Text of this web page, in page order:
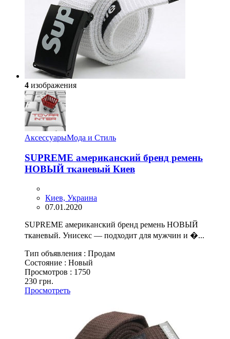
4 изображения
АксессуарыМода и Стиль
SUPREME американский бренд ремень
НОВЫЙ тканевый Киев
Киев, Украина
07.01.2020
SUPREME американский бренд ремень НОВЫЙ
тканевый. Унисекс — подходит для мужчин и �...
Тип объявления : Продам
Состояние : Новый
Просмотров : 1750
230 грн.
Просмотреть